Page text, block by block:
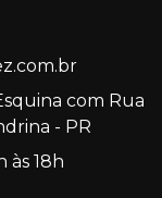
com Rua
- PR
às 18h